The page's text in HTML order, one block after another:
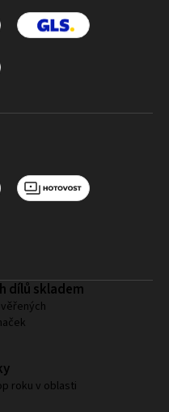
dílů skladem
roku v oblasti